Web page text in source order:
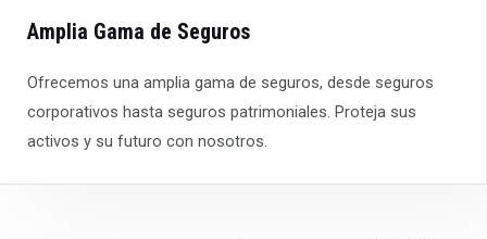
Amplia Gama de Seguros
Ofrecemos una amplia gama de seguros, desde seguros
corporativos hasta seguros patrimoniales. Proteja sus
activos y su futuro con nosotros.